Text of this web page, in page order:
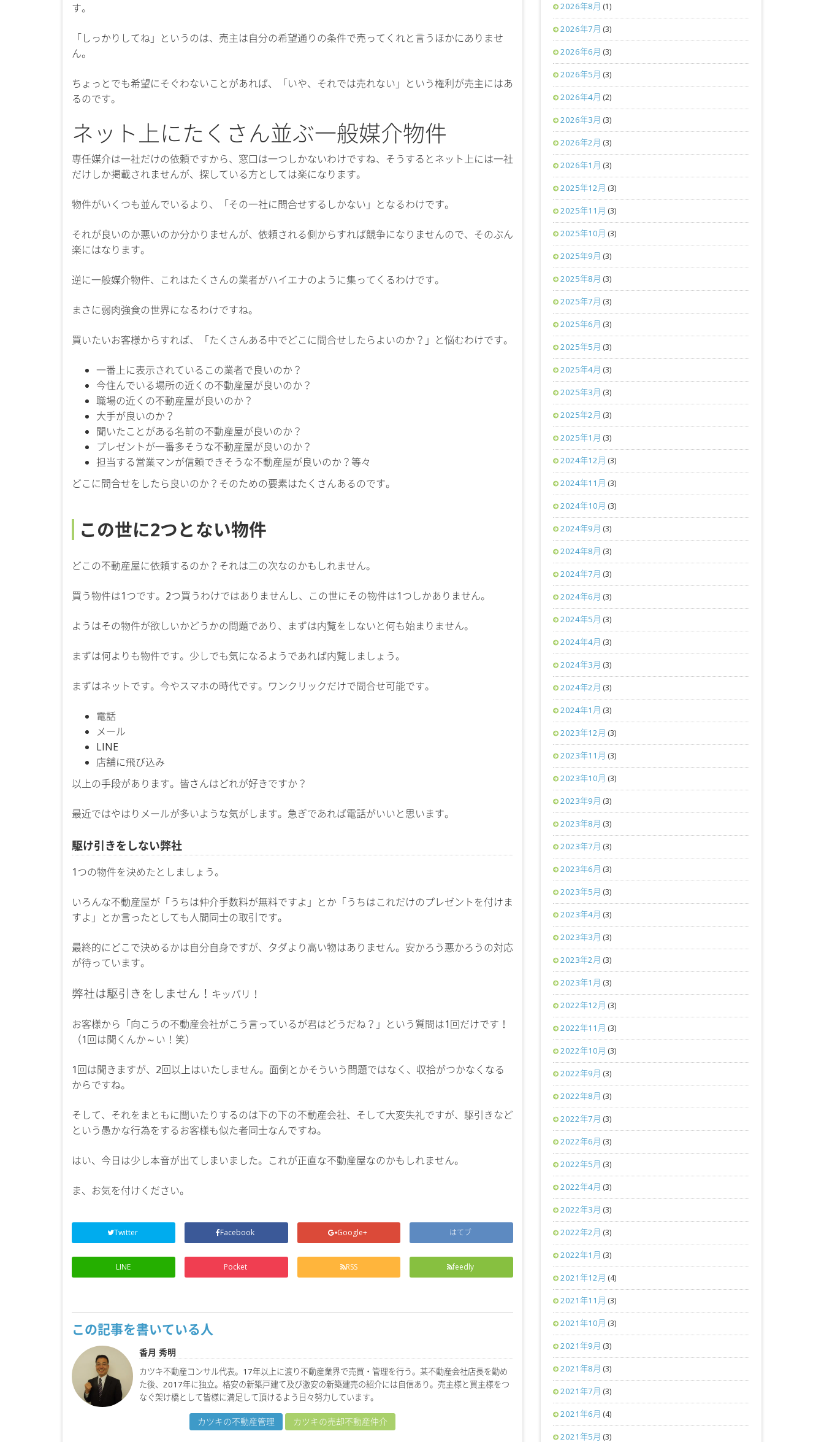
す。
「しっかりしてね」というのは、売主は自分の希望通りの条件で売ってくれと言うほかにありませ
ん。
ちょっとでも希望にそぐわないことがあれば、「いや、それでは売れない」という権利が売主にはあ
るのです。
ネット上にたくさん並ぶ一般媒介物件
専任媒介は一社だけの依頼ですから、窓口は一つしかないわけですね、そうするとネット上には一社
だけしか掲載されませんが、探している方としては楽になります。
物件がいくつも並んでいるより、「その一社に問合せするしかない」となるわけです。
それが良いのか悪いのか分かりませんが、依頼される側からすれば競争になりませんので、そのぶん
楽にはなります。
逆に一般媒介物件、これはたくさんの業者がハイエナのように集ってくるわけです。
まさに弱肉強食の世界になるわけですね。
買いたいお客様からすれば、「たくさんある中でどこに問合せしたらよいのか？」と悩むわけです。
一番上に表示されているこの業者で良いのか？
今住んでいる場所の近くの不動産屋が良いのか？
職場の近くの不動産屋が良いのか？
大手が良いのか？
聞いたことがある名前の不動産屋が良いのか？
プレゼントが一番多そうな不動産屋が良いのか？
担当する営業マンが信頼できそうな不動産屋が良いのか？等々
どこに問合せをしたら良いのか？そのための要素はたくさんあるのです。
この世に2つとない物件
どこの不動産屋に依頼するのか？それは二の次なのかもしれません。
買う物件は1つです。2つ買うわけではありませんし、この世にその物件は1つしかありません。
ようはその物件が欲しいかどうかの問題であり、まずは内覧をしないと何も始まりません。
まずは何よりも物件です。少しでも気になるようであれば内覧しましょう。
まずはネットです。今やスマホの時代です。ワンクリックだけで問合せ可能です。
電話
メール
LINE
店舗に飛び込み
以上の手段があります。皆さんはどれが好きですか？
最近ではやはりメールが多いような気がします。急ぎであれば電話がいいと思います。
駆け引きをしない弊社
1つの物件を決めたとしましょう。
いろんな不動産屋が「うちは仲介手数料が無料ですよ」とか「うちはこれだけのプレゼントを付けま
すよ」とか言ったとしても人間同士の取引です。
最終的にどこで決めるかは自分自身ですが、タダより高い物はありません。安かろう悪かろうの対応
が待っています。
弊社は駆引きをしません！ キッパリ！
お客様から「向こうの不動産会社がこう言っているが君はどうだね？」という質問は1回だけです！
（1回は聞くんか～い！笑）
1回は聞きますが、2回以上はいたしません。面倒とかそういう問題ではなく、収拾がつかなくなる
からですね。
そして、それをまともに聞いたりするのは下の下の不動産会社、そして大変失礼ですが、駆引きなど
という愚かな行為をするお客様も似た者同士なんですね。
はい、今日は少し本音が出てしまいました。これが正直な不動産屋なのかもしれません。
ま、お気を付けください。
Twitter Facebook Google+ はてブ
LINE Pocket RSS feedly
この記事を書いている人
香月 秀明
カツキ不動産コンサル代表。17年以上に渡り不動産業界で売買・管理を行う。某不動産会社店長を勤め
た後、2017年に独立。格安の新築戸建て及び激安の新築建売の紹介には自信あり。売主様と買主様をつ
なぐ架け橋として皆様に満足して頂けるよう日々努力しています。
カツキの不動産管理 カツキの売却不動産仲介
2026年8月 (1)
2026年7月 (3)
2026年6月 (3)
2026年5月 (3)
2026年4月 (2)
2026年3月 (3)
2026年2月 (3)
2026年1月 (3)
2025年12月 (3)
2025年11月 (3)
2025年10月 (3)
2025年9月 (3)
2025年8月 (3)
2025年7月 (3)
2025年6月 (3)
2025年5月 (3)
2025年4月 (3)
2025年3月 (3)
2025年2月 (3)
2025年1月 (3)
2024年12月 (3)
2024年11月 (3)
2024年10月 (3)
2024年9月 (3)
2024年8月 (3)
2024年7月 (3)
2024年6月 (3)
2024年5月 (3)
2024年4月 (3)
2024年3月 (3)
2024年2月 (3)
2024年1月 (3)
2023年12月 (3)
2023年11月 (3)
2023年10月 (3)
2023年9月 (3)
2023年8月 (3)
2023年7月 (3)
2023年6月 (3)
2023年5月 (3)
2023年4月 (3)
2023年3月 (3)
2023年2月 (3)
2023年1月 (3)
2022年12月 (3)
2022年11月 (3)
2022年10月 (3)
2022年9月 (3)
2022年8月 (3)
2022年7月 (3)
2022年6月 (3)
2022年5月 (3)
2022年4月 (3)
2022年3月 (3)
2022年2月 (3)
2022年1月 (3)
2021年12月 (4)
2021年11月 (3)
2021年10月 (3)
2021年9月 (3)
2021年8月 (3)
2021年7月 (3)
2021年6月 (4)
2021年5月 (3)